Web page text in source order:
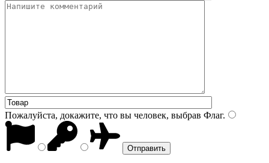
Пожалуйста, докажите, что вы человек, выбрав Флаг.